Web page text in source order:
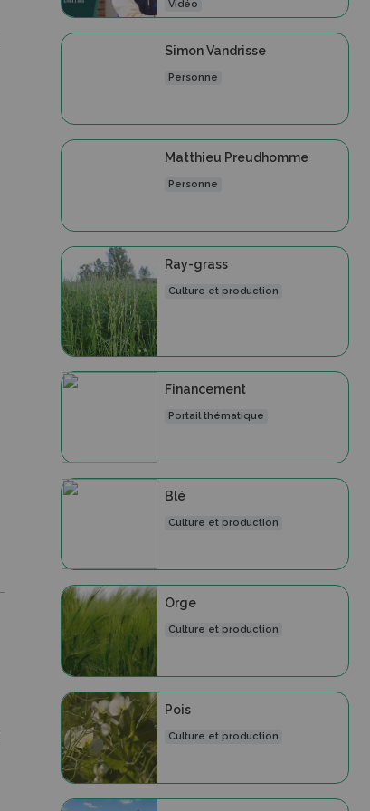
Vidéo
Simon Vandrisse
Personne
Matthieu Preudhomme
Personne
Ray-grass
Culture et production
Financement
Portail thématique
Blé
Culture et production
Orge
Culture et production
Pois
Culture et production